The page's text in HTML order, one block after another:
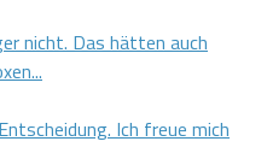
nicht. Das hätten auch
Ich freue mich